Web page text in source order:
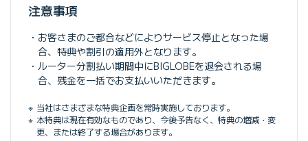
注意事項
お客さまのご都合などによりサービス停止となった場
合、特典や割引の適用外となります。
ルーター分割払い期間中にBIGLOBEを退会される場
合、残金を一括でお支払いいただきます。
当社はさまざまな特典企画を常時実施しております。
本特典は現在有効なものであり、今後予告なく、特典の増減・変
更、または終了する場合があります。